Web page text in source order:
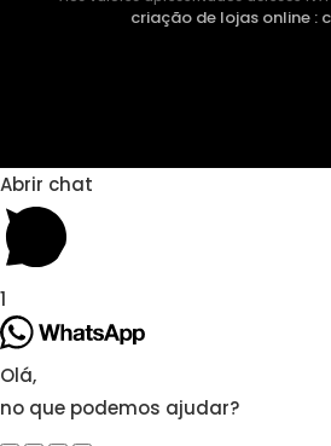
criação de lojas online:
Abrir chat
1
Olá,
no que podemos ajudar?